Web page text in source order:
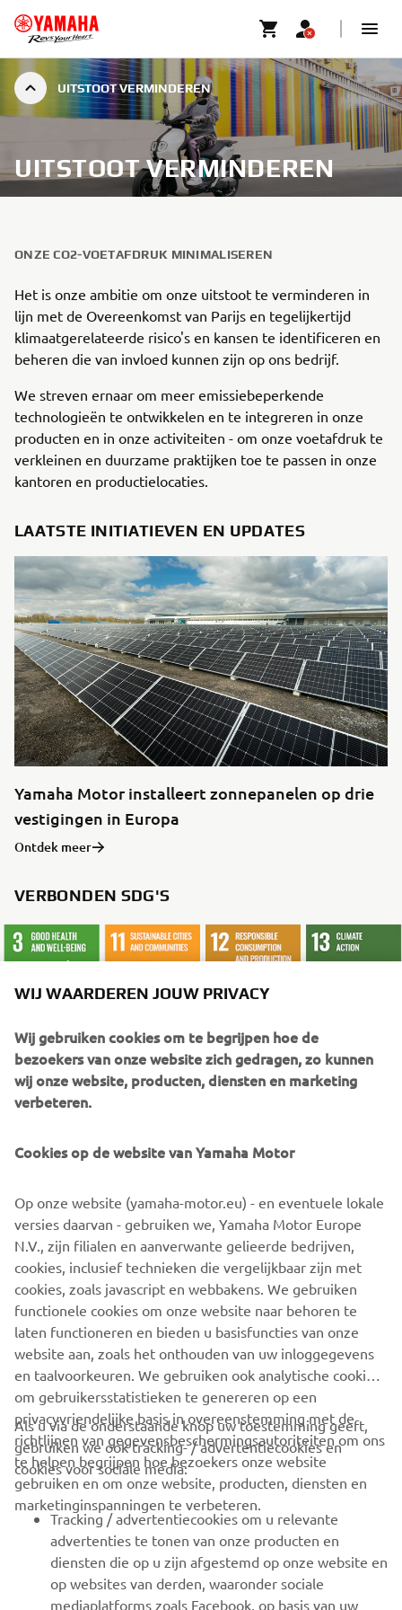
UITSTOOT VERMINDEREN
UITSTOOT VERMINDEREN
ONZE CO2-VOETAFDRUK MINIMALISEREN
Het is onze ambitie om onze uitstoot te verminderen in
lijn met de Overeenkomst van Parijs en tegelijkertijd
klimaatgerelateerde risico's en kansen te identificeren en
beheren die van invloed kunnen zijn op ons bedrijf.
We streven ernaar om meer emissiebeperkende
technologieën te ontwikkelen en te integreren in onze
producten en in onze activiteiten - om onze voetafdruk te
verkleinen en duurzame praktijken toe te passen in onze
kantoren en productielocaties.
LAATSTE INITIATIEVEN EN UPDATES
Yamaha Motor installeert zonnepanelen op drie
vestigingen in Europa
Ontdek meer
VERBONDEN SDG'S
VERDER LEZEN
Duurzame praktijken stimuleren
Ontdek meer
CORPORATE
VOOR BEDRIJVEN
MEER YAMAHA
WIJ WAARDEREN JOUW PRIVACY
Wij gebruiken cookies om te begrijpen hoe de
bezoekers van onze website zich gedragen, zo kunnen
wij onze website, producten, diensten en marketing
verbeteren.
Cookies op de website van Yamaha Motor
Op onze website (yamaha-motor.eu) - en eventuele lokale
versies daarvan - gebruiken we, Yamaha Motor Europe
N.V., zijn filialen en aanverwante gelieerde bedrijven,
cookies, inclusief technieken die vergelijkbaar zijn met
cookies, zoals javascript en webbakens. We gebruiken
functionele cookies om onze website naar behoren te
laten functioneren en bieden u basisfuncties van onze
website aan, zoals het onthouden van uw inloggegevens
en taalvoorkeuren. We gebruiken ook analytische cookies
om gebruikersstatistieken te genereren op een
privacyvriendelijke basis in overeenstemming met de
richtlijnen van gegevensbeschermingsautoriteiten om ons
te helpen begrijpen hoe bezoekers onze website
gebruiken en om onze website, producten, diensten en
marketinginspanningen te verbeteren.
Als u via de onderstaande knop uw toestemming geeft,
gebruiken we ook tracking- / advertentiecookies en
cookies voor sociale media:
Tracking / advertentiecookies om u relevante
advertenties te tonen van onze producten en
diensten die op u zijn afgestemd op onze website en
op websites van derden, waaronder sociale
mediaplatforms zoals Facebook, op basis van uw